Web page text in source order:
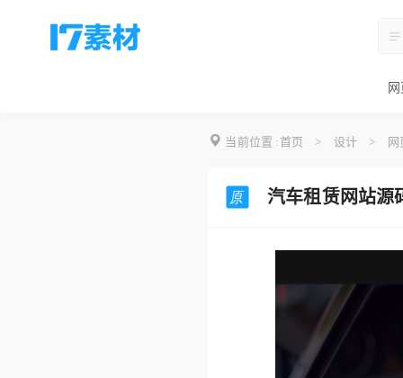
当前位置 :首页 > 设计 > 网
汽车租赁网站源